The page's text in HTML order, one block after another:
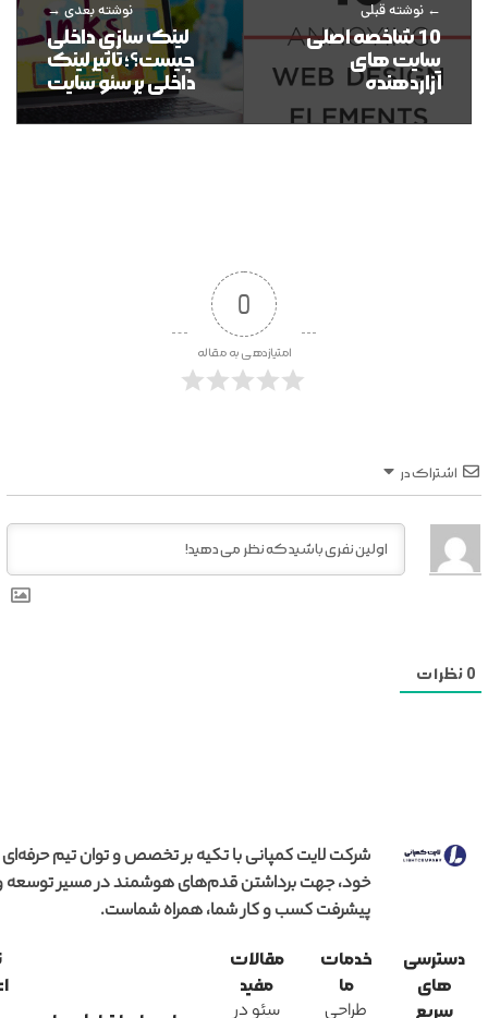
نوشته قبلی
10 شاخصه اصلی
سایت های
آزاردهنده
نوشته بعدی
لینک سازی داخلی
چیست؟؛ تاثیر لینک
داخلی بر سئو سایت
0
امتیازدهی به مقاله
اشتراک در
0 نظرات
شرکت لایت کمپانی با تکیه بر تخصص و توان تیم حرفه‌ای
خود، جهت برداشتن قدم‌های هوشمند در مسیر توسعه
پیشرفت کسب و کار شما، همراه شماست.
دسترسی
های
سریع
خدمات
ما
طراحی
مقالات
مفید
سئو در